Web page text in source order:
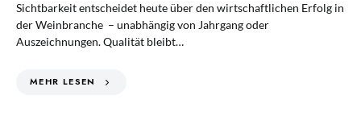
Sichtbarkeit entscheidet heute über den wirtschaftlichen Erfolg in
der Weinbranche – unabhängig von Jahrgang oder
Auszeichnungen. Qualität bleibt…
MEHR LESEN